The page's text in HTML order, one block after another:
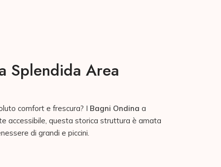
Splendida Area
comfort e frescura? I Bagni Ondina a
accessibile, questa storica struttura è amata
di grandi e piccini.